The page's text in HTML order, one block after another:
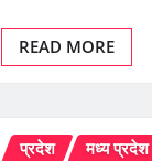
READ MORE
प्रदेश मध्य प्रदेश